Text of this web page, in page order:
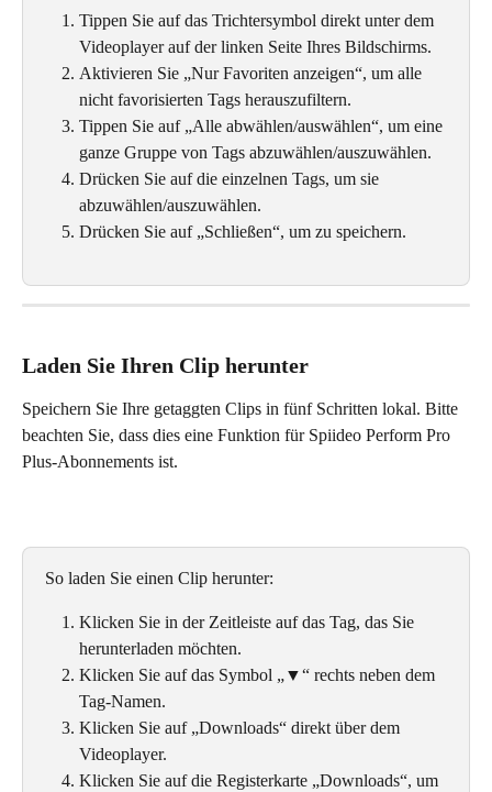
Tippen Sie auf das Trichtersymbol direkt unter dem
Videoplayer auf der linken Seite Ihres Bildschirms.
Aktivieren Sie „Nur Favoriten anzeigen“, um alle
nicht favorisierten Tags herauszufiltern.
Tippen Sie auf „Alle abwählen/auswählen“, um eine
ganze Gruppe von Tags abzuwählen/auszuwählen.
Drücken Sie auf die einzelnen Tags, um sie
abzuwählen/auszuwählen.
Drücken Sie auf „Schließen“, um zu speichern.
Laden Sie Ihren Clip herunter
Speichern Sie Ihre getaggten Clips in fünf Schritten lokal. Bitte
beachten Sie, dass dies eine Funktion für Spiideo Perform Pro
Plus-Abonnements ist.
So laden Sie einen Clip herunter:
Klicken Sie in der Zeitleiste auf das Tag, das Sie
herunterladen möchten.
Klicken Sie auf das Symbol „▼“ rechts neben dem
Tag-Namen.
Klicken Sie auf „Downloads“ direkt über dem
Videoplayer.
Klicken Sie auf die Registerkarte „Downloads“, um